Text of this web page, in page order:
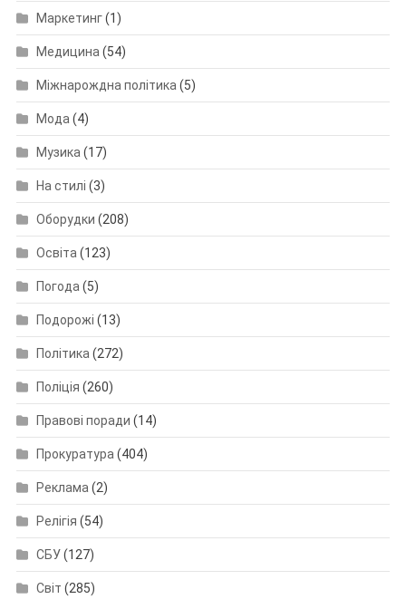
Маркетинг(1)
Медицина (54)
Міжнарождна політика (5)
Мода (4)
Музика (17)
На стилі (3)
Оборудки (208)
Освіта (123)
Погода (5)
Подорожі (13)
Політика (272)
Поліція (260)
Правові поради (14)
Прокуратура (404)
Реклама (2)
Релігія (54)
СБУ(127)
Світ (285)